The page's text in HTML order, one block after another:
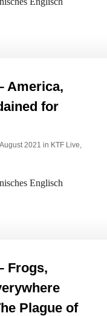
America,
for
2021 in KTF Live,
Englisch
Frogs,
Plague of